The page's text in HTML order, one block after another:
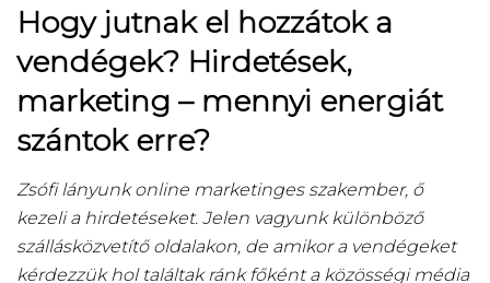
Hogy jutnak el hozzátok a
vendégek? Hirdetések,
marketing – mennyi energiát
szántok erre?
Zsófi lányunk online marketinges szakember, ő
kezeli a hirdetéseket. Jelen vagyunk különböző
szállásközvetítő oldalakon, de amikor a vendégeket
kérdezzük hol találtak ránk főként a közösségi média